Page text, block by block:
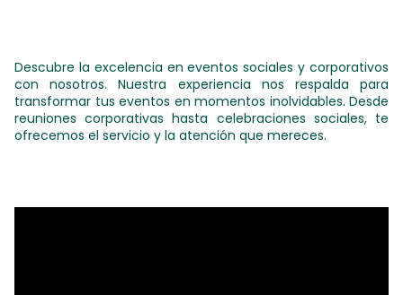
Descubre la excelencia en eventos sociales y corporativos
con nosotros. Nuestra experiencia nos respalda para
transformar tus eventos en momentos inolvidables. Desde
reuniones corporativas hasta celebraciones sociales, te
ofrecemos el servicio y la atención que mereces.